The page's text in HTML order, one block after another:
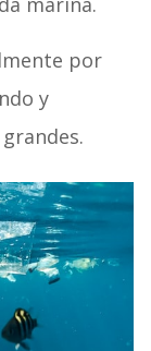
por
y